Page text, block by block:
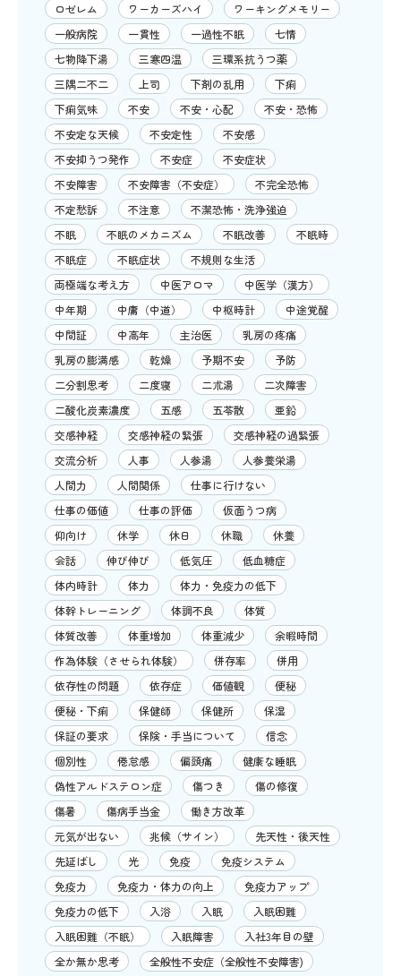
ロゼレム
ワーカーズハイ
ワーキングメモリー
一般病院
一貫性 一過性不眠
七情
七物降下湯
三寒四温
三環系抗うつ薬
三隅二不二
上司 下剤の乱用
下痢
下痢気味
不安 不安・心配
不安・恐怖
不安定な天候
不安定性
不安感
不安抑うつ発作
不安症
不安症状
不安障害
不安障害（不安症）
不完全恐怖
不定愁訴
不注意
不潔恐怖・洗浄強迫
不眠
不眠のメカニズム 不眠改善
不眠時
不眠症
不眠症状
不規則な生活
両極端な考え方
中医アロマ
中医学（漢方）
中年期
中庸（中道） 中枢時計
中途覚醒
中間証
中高年 主治医
乳房の疼痛
乳房の膨満感
乾燥 予期不安
予防
二分割思考
二度寝 二朮湯
二次障害
二酸化炭素濃度
五感 五苓散
亜鉛
交感神経
交感神経の緊張
交感神経の過緊張
交流分析
人事 人参湯
人参養栄湯
人間力
人間関係
仕事に行けない
仕事の価値
仕事の評価
仮面うつ病
仰向け
休学 休日 休職
休養
会話
伸び伸び 低気圧
低血糖症
体内時計
体力
体力・免疫力の低下
体幹トレーニング
体調不良
体質
体質改善
体重増加 体重減少
余暇時間
作為体験（させられ体験）
併存率
併用
依存性の問題
依存症 価値観
便秘
便秘・下痢
保健師 保健所
保湿
保証の要求
保険・手当について
信念
個別性
倦怠感 偏頭痛
健康な睡眠
偽性アルドステロン症
傷つき
傷の修復
傷暑
傷病手当金
働き方改革
元気が出ない
兆候（サイン）
先天性・後天性
先延ばし
光 免疫
免疫システム
免疫力
免疫力・体力の向上
免疫力アップ
免疫力の低下
入浴 入眠
入眠困難
入眠困難（不眠）
入眠障害
入社3年目の壁
全か無か思考
全般性不安症（全般性不安障害)